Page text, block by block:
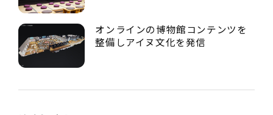
オンラインの博物館コンテンツを
整備しアイヌ文化を発信